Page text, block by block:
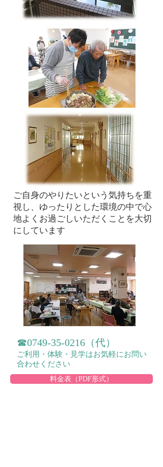
ご自身のやりたいという気持ちを重
視し、ゆったりとした環境の中で心
地よくお過ごしいただくことを大切
にしています
☎0749-35-0216（代）
ご利用・体験・見学はお気軽にお問い
合わせください
料金表（PDF形式）